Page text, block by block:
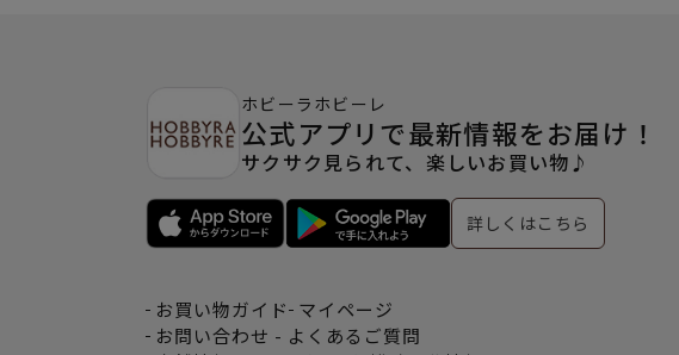
ホビーラホビーレ
公式アプリで最新情報をお届け！
サクサク見られて、楽しいお買い物♪
詳しくはこちら
お買い物ガイド マイページ
お問い合わせ - よくあるご質問